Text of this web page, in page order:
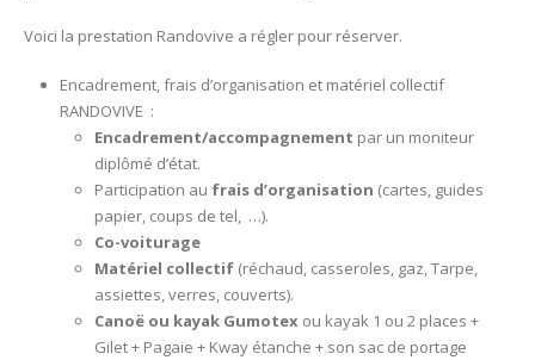
Voici la prestation Randovive a régler pour réserver.
Encadrement, frais d’organisation et matériel collectif
RANDOVIVE :
Encadrement/accompagnement par un moniteur
diplômé d’état.
Participation au frais d’organisation (cartes, guides
papier, coups de tel, …).
Co-voiturage
Matériel collectif (réchaud, casseroles, gaz, Tarpe,
assiettes, verres, couverts).
Canoë ou kayak Gumotex ou kayak 1 ou 2 places +
Gilet + Pagaie + Kway étanche + son sac de portage